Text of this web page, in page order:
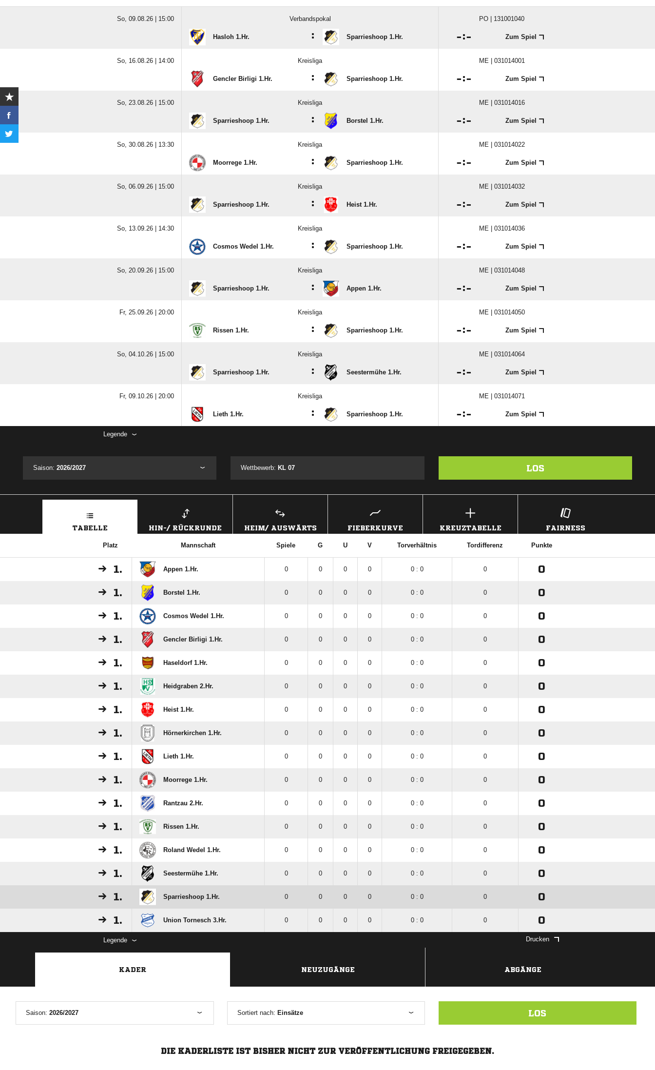
So, 09.08.26 | 15:00 Verbandspokal PO | 131001040
Hasloh 1.Hr. : Sparrieshoop 1.Hr. : Zum Spiel
So, 16.08.26 | 14:00 Kreisliga ME | 031014001
Gencler Birligi 1.Hr. : Sparrieshoop 1.Hr. : Zum Spiel
So, 23.08.26 | 15:00 Kreisliga ME | 031014016
Sparrieshoop 1.Hr. : Borstel 1.Hr. : Zum Spiel
So, 30.08.26 | 13:30 Kreisliga ME | 031014022
Moorrege 1.Hr. : Sparrieshoop 1.Hr. : Zum Spiel
So, 06.09.26 | 15:00 Kreisliga ME | 031014032
Sparrieshoop 1.Hr. : Heist 1.Hr. : Zum Spiel
So, 13.09.26 | 14:30 Kreisliga ME | 031014036
Cosmos Wedel 1.Hr. : Sparrieshoop 1.Hr. : Zum Spiel
So, 20.09.26 | 15:00 Kreisliga ME | 031014048
Sparrieshoop 1.Hr. : Appen 1.Hr. : Zum Spiel
Fr, 25.09.26 | 20:00 Kreisliga ME | 031014050
Rissen 1.Hr. : Sparrieshoop 1.Hr. : Zum Spiel
So, 04.10.26 | 15:00 Kreisliga ME | 031014064
Sparrieshoop 1.Hr. : Seestermühe 1.Hr. : Zum Spiel
Fr, 09.10.26 | 20:00 Kreisliga ME | 031014071
Lieth 1.Hr. : Sparrieshoop 1.Hr. : Zum Spiel
Legende
Saison: 2026/2027 Wettbewerb: KL 07 LOS
TABELLE HIN-/ RÜCKRUNDE HEIM/ AUSWÄRTS FIEBERKURVE KREUZTABELLE FAIRNESS
Platz Mannschaft Spiele G U V Torverhältnis Tordifferenz Punkte
1. Appen 1.Hr. 0 0 0 0 0 : 0 0 0
1. Borstel 1.Hr. 0 0 0 0 0 : 0 0 0
1. Cosmos Wedel 1.Hr. 0 0 0 0 0 : 0 0 0
1. Gencler Birligi 1.Hr. 0 0 0 0 0 : 0 0 0
1. Haseldorf 1.Hr. 0 0 0 0 0 : 0 0 0
1. Heidgraben 2.Hr. 0 0 0 0 0 : 0 0 0
1. Heist 1.Hr. 0 0 0 0 0 : 0 0 0
1. Hörnerkirchen 1.Hr. 0 0 0 0 0 : 0 0 0
1. Lieth 1.Hr. 0 0 0 0 0 : 0 0 0
1. Moorrege 1.Hr. 0 0 0 0 0 : 0 0 0
1. Rantzau 2.Hr. 0 0 0 0 0 : 0 0 0
1. Rissen 1.Hr. 0 0 0 0 0 : 0 0 0
1. Roland Wedel 1.Hr. 0 0 0 0 0 : 0 0 0
1. Seestermühe 1.Hr. 0 0 0 0 0 : 0 0 0
1. Sparrieshoop 1.Hr. 0 0 0 0 0 : 0 0 0
1. Union Tornesch 3.Hr. 0 0 0 0 0 : 0 0 0
Legende Drucken
KADER NEUZUGÄNGE ABGÄNGE
Saison: 2026/2027 Sortiert nach: Einsätze LOS
DIE KADERLISTE IST BISHER NICHT ZUR VERÖFFENTLICHUNG FREIGEGEBEN.